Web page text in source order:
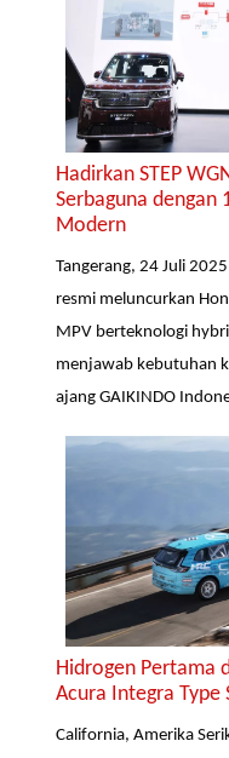
Hadirkan STEP
Serbaguna dengan
Modern
Tangerang, 24 Juli
resmi meluncurkan
MPV berteknologi
menjawab kebutuhan
ajang GAIKINDO
Hidrogen Pertama
Acura Integra Type
California, Amerika